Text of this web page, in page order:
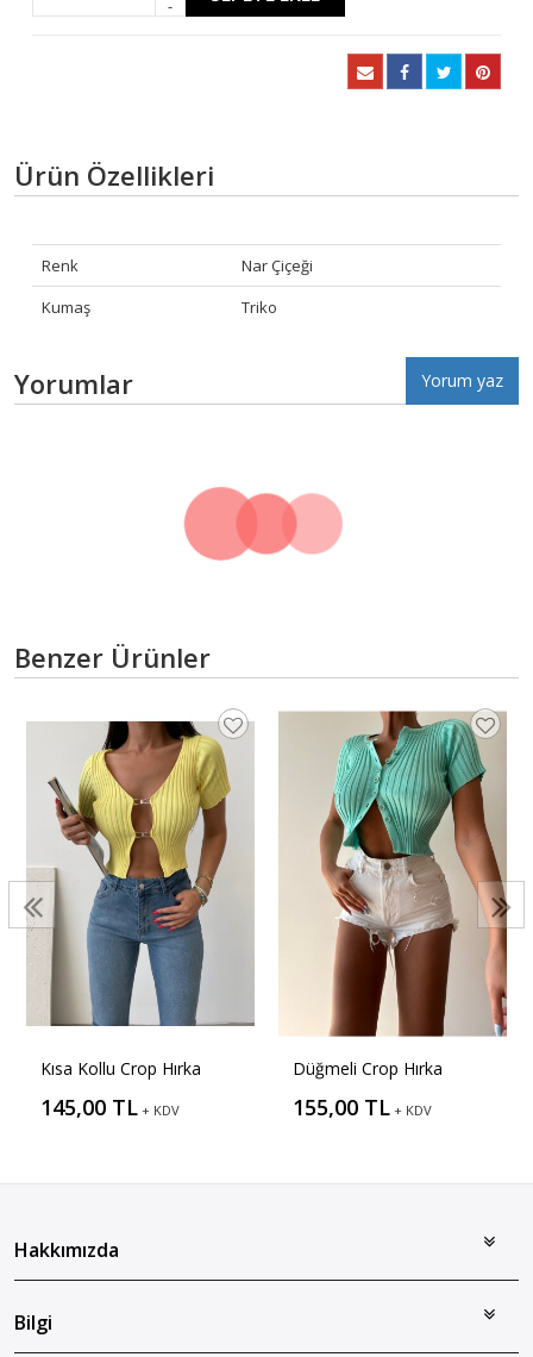
-
Ürün Özellikleri
Renk
Nar Çiçeği
Kumaş
Triko
Yorumlar Yorum yaz
Benzer Ürünler
Kısa Kollu Crop Hırka
145,00 TL + KDV
Düğmeli Crop Hırka
155,00 TL + KDV
Hakkımızda
Bilgi